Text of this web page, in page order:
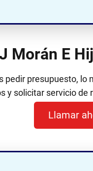
Morán E
pedir presupuesto,
y solicitar servicio de
Llamar